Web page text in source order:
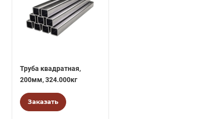
Труба квадратная,
200мм, 324.000кг
Заказать